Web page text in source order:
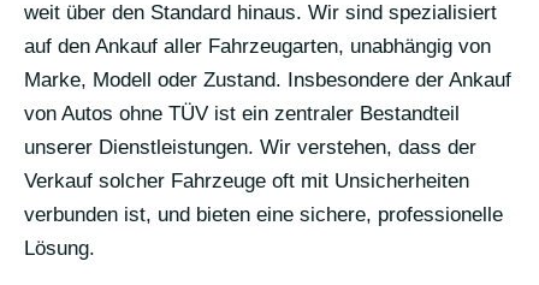
weit über den Standard hinaus. Wir sind spezialisiert
auf den Ankauf aller Fahrzeugarten, unabhängig von
Marke, Modell oder Zustand. Insbesondere der Ankauf
von Autos ohne TÜV ist ein zentraler Bestandteil
unserer Dienstleistungen. Wir verstehen, dass der
Verkauf solcher Fahrzeuge oft mit Unsicherheiten
verbunden ist, und bieten eine sichere, professionelle
Lösung.